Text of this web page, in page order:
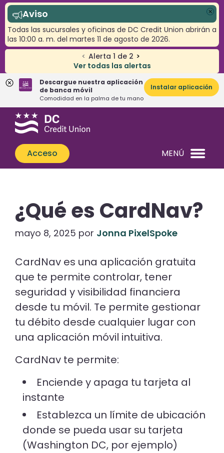
< Alerta 1 de 2 >
Ver todas las alertas
Aviso
Todas las sucursales y oficinas de DC Credit Union abrirán a
las 10:00 a. m. del martes 11 de agosto de 2026.
Descargue nuestra aplicación
de banca móvil
Comodidad en la palma de tu mano
Instalar aplicación
Saltar
Saltar
sesión
¿Qué
podemos
ayudarle
a
Acceso MENÚ
¿Qué es CardNav?
mayo 8, 2025 por Jonna PixelSpoke
CardNav es una aplicación gratuita
que te permite controlar, tener
seguridad y visibilidad financiera
desde tu móvil. Te permite gestionar
tu débito desde cualquier lugar con
una aplicación móvil intuitiva.
CardNav te permite:
Enciende y apaga tu tarjeta al
instante
Establezca un límite de ubicación
donde se pueda usar su tarjeta
(Washington DC, por ejemplo)